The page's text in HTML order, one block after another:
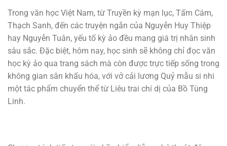
Trong văn học Việt Nam, từ Truyền kỳ mạn lục, Tấm Cám,
Thạch Sanh, đến các truyện ngắn của Nguyễn Huy Thiệp
hay Nguyễn Tuân, yếu tố kỳ ảo đều mang giá trị nhân sinh
sâu sắc. Đặc biệt, hôm nay, học sinh sẽ không chỉ đọc văn
học kỳ ảo qua trang sách mà còn được trực tiếp sống trong
không gian sân khấu hóa, với vở cải lương Quỷ mẫu si nhi
một tác phẩm chuyển thể từ Liêu trai chí dị của Bồ Tùng
Linh.